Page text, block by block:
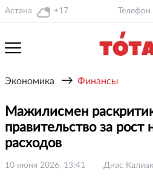
Астана +17
Экономика → Финансы
Мажилисмен
правительство за
расходов
10 июня 2026, 13:41 Диас